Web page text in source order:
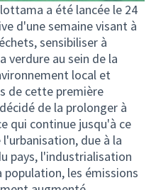
a été lancée le 24
d'une semaine visant à
sensibiliser à
verdure au sein de la
local et
de cette première
de la prolonger à
qui continue jusqu'à ce
due à la
pays, l'industrialisation
les émissions